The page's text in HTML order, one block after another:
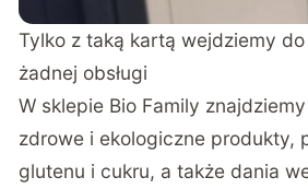
Tylko z taką kartą wejdziemy
żadnej obsługi
W sklepie Bio Family
zdrowe i ekologiczne produkty,
glutenu i cukru, a także dania